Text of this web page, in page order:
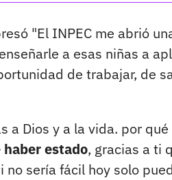
"El INPEC me abrió
a esas niñas a
de trabajar, de
a Dios y a la vida. por qué
estado, gracias a ti
sería fácil hoy solo